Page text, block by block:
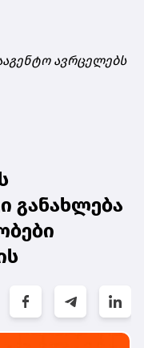
ავრცელებს
განახლება